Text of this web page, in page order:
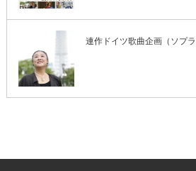
連作ドイツ歌曲企画（ソプ